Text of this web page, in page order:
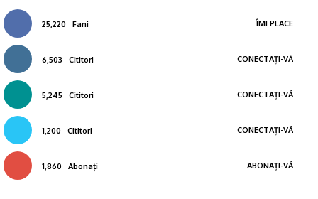
25,220 Fani ÎMI PLACE
6,503 Cititori CONECTAȚI-VĂ
5,245 Cititori CONECTAȚI-VĂ
1,200 Cititori CONECTAȚI-VĂ
1,860 Abonați ABONAȚI-VĂ